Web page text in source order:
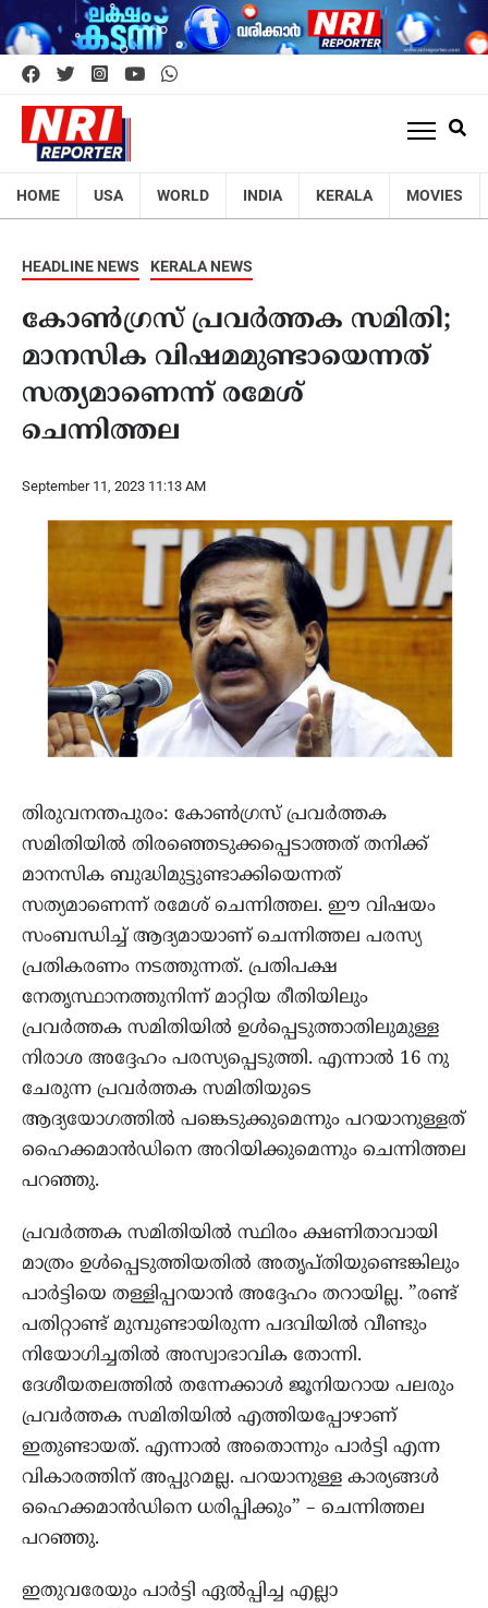
HOME USA WORLD INDIA KERALA MOVIES
HEADLINE NEWS KERALA NEWS
കോണ്‍ഗ്രസ് പ്രവര്‍ത്തക സമിതി;
മാനസിക വിഷമമുണ്ടായെന്നത്
സത്യമാണെന്ന് രമേശ്
ചെന്നിത്തല
September 11, 2023 11:13 AM
തിരുവനന്തപുരം: കോണ്‍ഗ്രസ് പ്രവര്‍ത്തക
സമിതിയില്‍ തിരഞ്ഞെടുക്കപ്പെടാത്തത് തനിക്ക്
മാനസിക ബുദ്ധിമുട്ടുണ്ടാക്കിയെന്നത്
സത്യമാണെന്ന് രമേശ് ചെന്നിത്തല. ഈ വിഷയം
സംബന്ധിച്ച് ആദ്യമായാണ് ചെന്നിത്തല പരസ്യ
പ്രതികരണം നടത്തുന്നത്. പ്രതിപക്ഷ
നേതൃസ്ഥാനത്തുനിന്ന് മാറ്റിയ രീതിയിലും
പ്രവർത്തക സമിതിയിൽ ഉൾപ്പെടുത്താതിലുമുള്ള
നിരാശ അദ്ദേഹം പരസ്യപ്പെടുത്തി. എന്നാല്‍ 16 നു
ചേരുന്ന പ്രവര്‍ത്തക സമിതിയുടെ
ആദ്യയോഗത്തില്‍ പങ്കെടുക്കുമെന്നും പറയാനുള്ളത്
ഹൈക്കമാന്‍ഡിനെ അറിയിക്കുമെന്നും ചെന്നിത്തല
പറഞ്ഞു.
പ്രവര്‍ത്തക സമിതിയില്‍ സ്ഥിരം ക്ഷണിതാവായി
മാത്രം ഉള്‍പ്പെടുത്തിയതില്‍ അതൃപ്തിയുണ്ടെങ്കിലും
പാർട്ടിയെ തള്ളിപ്പറയാൻ അദ്ദേഹം തറായില്ല. ”രണ്ട്
പതിറ്റാണ്ട് മുമ്പുണ്ടായിരുന്ന പദവിയിൽ വീണ്ടും
നിയോഗിച്ചതിൽ അസ്വാഭാവിക തോന്നി.
ദേശീയതലത്തിൽ തന്നേക്കാൾ ജൂനിയറായ പലരും
പ്രവർത്തക സമിതിയില്‍ എത്തിയപ്പോഴാണ്
ഇതുണ്ടായത്. എന്നാൽ അതൊന്നും പാർട്ടി എന്ന
വികാരത്തിന് അപ്പുറമല്ല. പറയാനുള്ള കാര്യങ്ങൾ
ഹൈക്കമാൻഡിനെ ധരിപ്പിക്കും” – ചെന്നിത്തല
പറഞ്ഞു.
ഇതുവരേയും പാർട്ടി ഏൽപ്പിച്ച എല്ലാ